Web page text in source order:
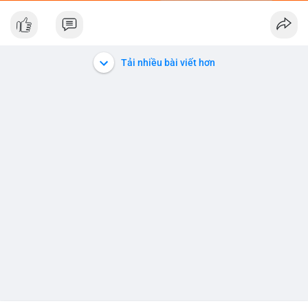
trong 24 giờ tới. Khối lượng 210 nghìn USD chưa đủ để xác
tiền lớn ở vùng giá hiện tại. Tránh hành động theo cảm tính,
hãy chờ xác nhận rõ ràng hơn từ các khối lượng chuyển động
Tải nhiều bài viết hơn